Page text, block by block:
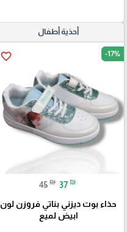
أحذية أطفال
favorite_border -17%
45 ₪ 37 ₪
حذاء بوت ديزني بناتي فروزن لون
ابيض لميع